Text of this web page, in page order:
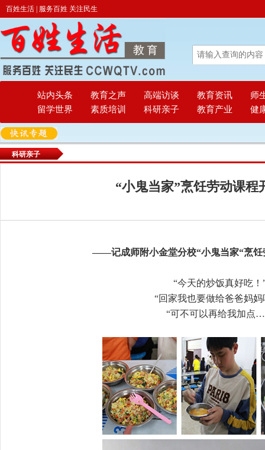
百姓生活 | 服务百姓 关注民生
站内头条 教育之声 高端访谈 教育资讯
师
留学世界
素质培训 科研亲子 教育产业 健
科研亲子
“小鬼当家”烹饪劳动课程
——记成师附小金堂分校“小鬼当家“烹饪
“今天的炒饭真好吃！
“回家我也要做给爸爸妈妈
“可不可以再给我加点